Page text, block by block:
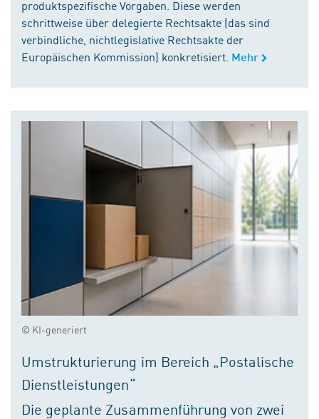
produktspezifische Vorgaben. Diese werden
schrittweise über delegierte Rechtsakte (das sind
verbindliche, nichtlegislative Rechtsakte der
Europäischen Kommission) konkretisiert. Mehr
© KI-generiert
Umstrukturierung im Bereich „Postalische
Dienstleistungen“
Die geplante Zusammenführung von zwei